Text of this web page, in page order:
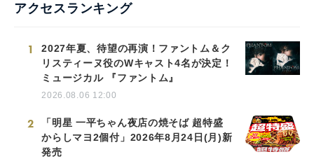
アクセスランキング
1
2027年夏、待望の再演！ファントム＆ク
リスティーヌ役のWキャスト4名が決定！
ミュージカル 『ファントム』
2026.08.06 12:00
2
「明星 一平ちゃん夜店の焼そば 超特盛
からしマヨ2個付」2026年8月24日(月)新
発売